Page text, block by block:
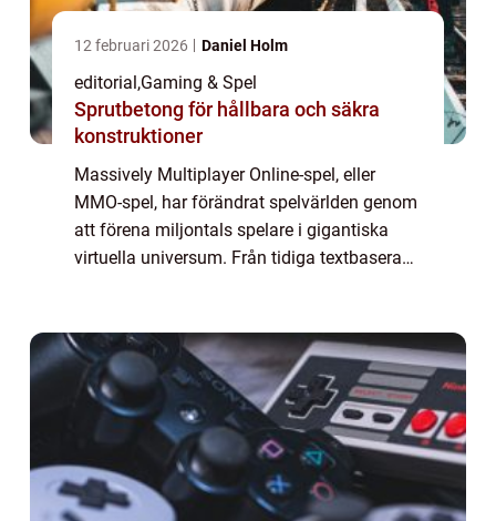
12 februari 2026 Daniel Holm
editorial ,Gaming & Spel
Sprutbetong för hållbara och säkra
konstruktioner
Massively Multiplayer Online-spel, eller
MMO-spel, har förändrat spelvärlden genom
att förena miljontals spelare i gigantiska
virtuella universum. Från tidiga textbaserade